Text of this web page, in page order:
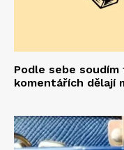
Podle sebe
komentářích dělají